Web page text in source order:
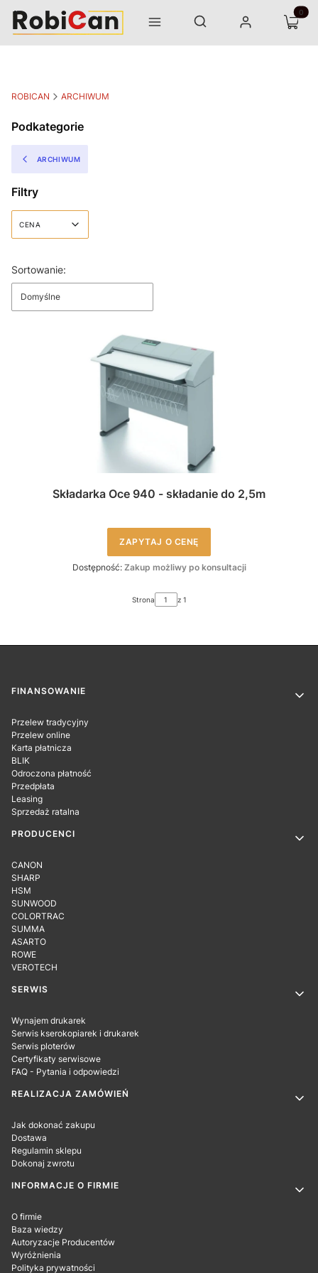
Menu Otwórz wyszukiwarkę
Szukaj Zaloguj się Koszyk
ROBICAN ARCHIWUM
Podkategorie
ARCHIWUM
Filtry
CENA
Lista produktów
Sortowanie:
Domyślne
Składarka Oce 940 - składanie do 2,5m
ZAPYTAJ O CENĘ
Dostępność: Zakup możliwy po konsultacji
Strona z 1
Linki w stopce
FINANSOWANIE
Przelew tradycyjny
Przelew online
Karta płatnicza
BLIK
Odroczona płatność
Przedpłata
Leasing
Sprzedaż ratalna
PRODUCENCI
CANON
SHARP
HSM
SUNWOOD
COLORTRAC
SUMMA
ASARTO
ROWE
VEROTECH
SERWIS
Wynajem drukarek
Serwis kserokopiarek i drukarek
Serwis ploterów
Certyfikaty serwisowe
FAQ - Pytania i odpowiedzi
REALIZACJA ZAMÓWIEŃ
Jak dokonać zakupu
Dostawa
Regulamin sklepu
Dokonaj zwrotu
INFORMACJE O FIRMIE
O firmie
Baza wiedzy
Autoryzacje Producentów
Wyróżnienia
Polityka prywatności